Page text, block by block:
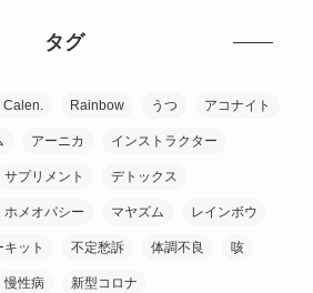
タグ
Calen. Rainbow うつ アコナイト
アーニカ インストラクター
サプリメント デトックス
ホメオパシー マヤズム レインボウ
ット 不定愁訴 体調不良 咳
慢性病 新型コロナ